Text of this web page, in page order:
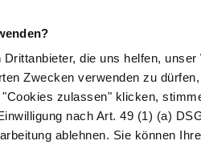
die uns helfen,
Zwecken verwenden zu
zulassen" klicken,
nach Art. 49 (1) (a)
ablehnen. Sie können
Naturheilkunde